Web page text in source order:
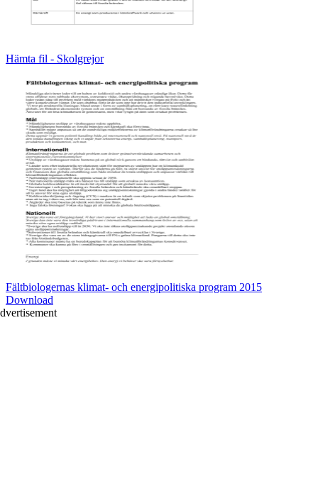
Hämta fil - Skolgrejor
Fältbiologernas klimat- och energipolitiska program 2015
Download